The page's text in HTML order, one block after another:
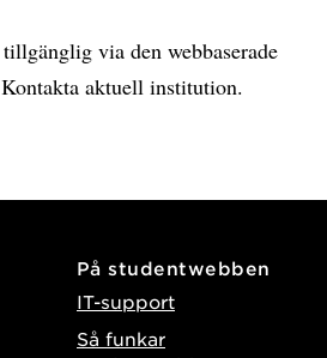
via den webbaserade
aktuell institution.
På studentwebben
IT-support
Så funkar